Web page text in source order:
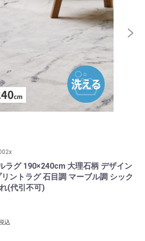
ラグ 190×240cm 大理石柄 デザイン
ントラグ 石目調 マーブル調 シック
(代引不可)
込